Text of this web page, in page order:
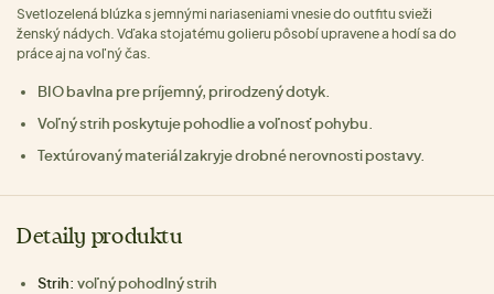
Svetlozelená blúzka s jemnými nariaseniami vnesie do outfitu svieži
ženský nádych. Vďaka stojatému golieru pôsobí upravene a hodí sa do
práce aj na voľný čas.
BIO bavlna pre príjemný, prirodzený dotyk.
Voľný strih poskytuje pohodlie a voľnosť pohybu.
Textúrovaný materiál zakryje drobné nerovnosti postavy.
Detaily produktu
Strih: voľný pohodlný strih